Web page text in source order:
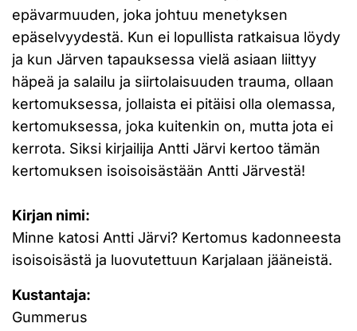
epävarmuuden, joka johtuu menetyksen
epäselvyydestä. Kun ei lopullista ratkaisua löydy
ja kun Järven tapauksessa vielä asiaan liittyy
häpeä ja salailu ja siirtolaisuuden trauma, ollaan
kertomuksessa, jollaista ei pitäisi olla olemassa,
kertomuksessa, joka kuitenkin on, mutta jota ei
kerrota. Siksi kirjailija Antti Järvi kertoo tämän
kertomuksen isoisoisästään Antti Järvestä!
Kirjan nimi:
Minne katosi Antti Järvi? Kertomus kadonneesta
isoisoisästä ja luovutettuun Karjalaan jääneistä.
Kustantaja:
Gummerus